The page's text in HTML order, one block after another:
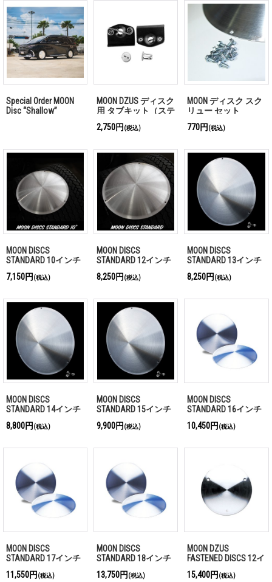
Special Order MOON
Disc “Shallow”
MOON DZUS ディスク
用 タブキット（ステ
ー&金具1枚分）
2,750円 (税込)
MOON ディスク スク
リュー セット
770円 (税込)
MOON DISCS
STANDARD 10インチ
7,150円(税込)
MOON DISCS
STANDARD 12インチ
8,250円(税込)
MOON DISCS
STANDARD 13インチ
8,250円(税込)
MOON DISCS
STANDARD 14インチ
8,800円 (税込)
MOON DISCS
STANDARD 15インチ
9,900円 (税込)
MOON DISCS
STANDARD 16インチ
10,450円 (税込)
MOON DISCS
STANDARD 17インチ
11,550円 (税込)
MOON DISCS
STANDARD 18インチ
13,750円 (税込)
MOON DZUS
FASTENED DISCS 12イ
15,400円 (税込)